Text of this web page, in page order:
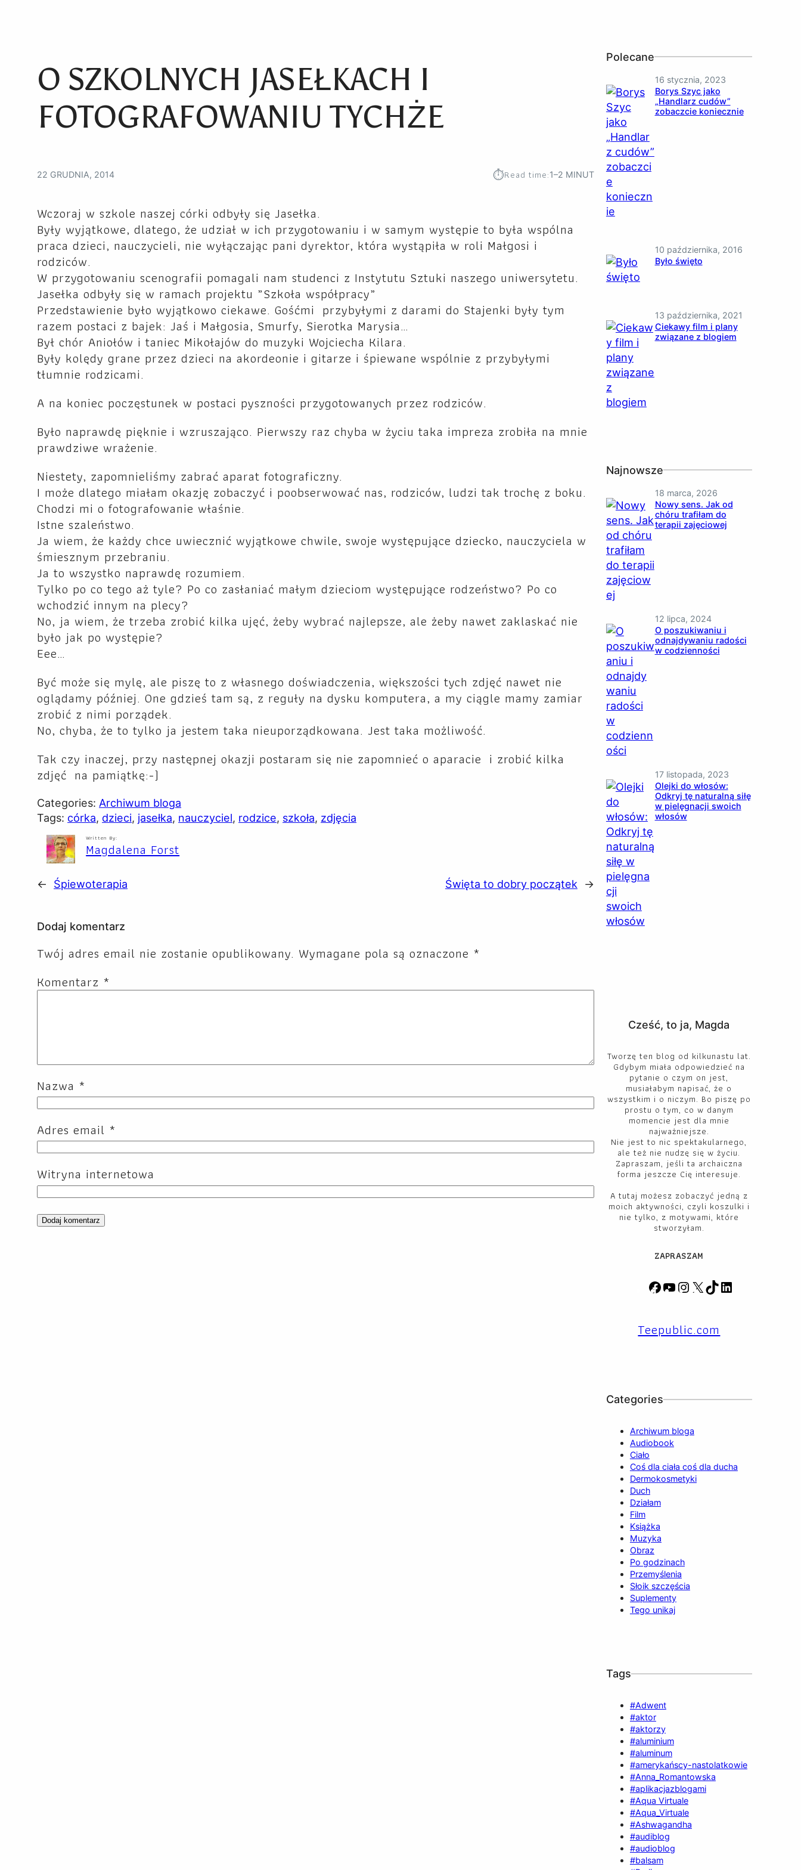
O SZKOLNYCH JASEŁKACH I
FOTOGRAFOWANIU TYCHŻE
22 GRUDNIA, 2014 ⏱︎Read time:1–2 MINUT
Wczoraj w szkole naszej córki odbyły się Jasełka.
Były wyjątkowe, dlatego, że udział w ich przygotowaniu i w samym występie to była wspólna
praca dzieci, nauczycieli, nie wyłączając pani dyrektor, która wystąpiła w roli Małgosi i
rodziców.
W przygotowaniu scenografii pomagali nam studenci z Instytutu Sztuki naszego uniwersytetu.
Jasełka odbyły się w ramach projektu „Szkoła współpracy”
Przedstawienie było wyjątkowo ciekawe. Gośćmi przybyłymi z darami do Stajenki były tym
razem postaci z bajek: Jaś i Małgosia, Smurfy, Sierotka Marysia…
Był chór Aniołów i taniec Mikołajów do muzyki Wojciecha Kilara.
Były kolędy grane przez dzieci na akordeonie i gitarze i śpiewane wspólnie z przybyłymi
tłumnie rodzicami.
A na koniec poczęstunek w postaci pyszności przygotowanych przez rodziców.
Było naprawdę pięknie i wzruszająco. Pierwszy raz chyba w życiu taka impreza zrobiła na mnie
prawdziwe wrażenie.
Niestety, zapomnieliśmy zabrać aparat fotograficzny.
I może dlatego miałam okazję zobaczyć i poobserwować nas, rodziców, ludzi tak trochę z boku.
Chodzi mi o fotografowanie właśnie.
Istne szaleństwo.
Ja wiem, że każdy chce uwiecznić wyjątkowe chwile, swoje występujące dziecko, nauczyciela w
śmiesznym przebraniu.
Ja to wszystko naprawdę rozumiem.
Tylko po co tego aż tyle? Po co zasłaniać małym dzieciom występujące rodzeństwo? Po co
wchodzić innym na plecy?
No, ja wiem, że trzeba zrobić kilka ujęć, żeby wybrać najlepsze, ale żeby nawet zaklaskać nie
było jak po występie?
Eee…
Być może się mylę, ale piszę to z własnego doświadczenia, większości tych zdjęć nawet nie
oglądamy później. One gdzieś tam są, z reguły na dysku komputera, a my ciągle mamy zamiar
zrobić z nimi porządek.
No, chyba, że to tylko ja jestem taka nieuporządkowana. Jest taka możliwość.
Tak czy inaczej, przy następnej okazji postaram się nie zapomnieć o aparacie i zrobić kilka
zdjęć na pamiątkę:-)
Categories: Archiwum bloga
Tags: córka, dzieci, jasełka, nauczyciel, rodzice, szkoła, zdjęcia
Written By:
Magdalena Forst
← Śpiewoterapia Święta to dobry początek →
Dodaj komentarz
Twój adres email nie zostanie opublikowany. Wymagane pola są oznaczone *
Komentarz *
Nazwa *
Adres email *
Witryna internetowa
Polecane
16 stycznia, 2023
Borys Szyc jako
„Handlarz cudów”
zobaczcie koniecznie
10 października, 2016
Było święto
13 października, 2021
Ciekawy film i plany
związane z blogiem
Najnowsze
18 marca, 2026
Nowy sens. Jak od
chóru trafiłam do
terapii zajęciowej
12 lipca, 2024
O poszukiwaniu i
odnajdywaniu radości
w codzienności
17 listopada, 2023
Olejki do włosów:
Odkryj tę naturalną siłę
w pielęgnacji swoich
włosów
Cześć, to ja, Magda
Tworzę ten blog od kilkunastu lat.
Gdybym miała odpowiedzieć na
pytanie o czym on jest,
musiałabym napisać, że o
wszystkim i o niczym. Bo piszę po
prostu o tym, co w danym
momencie jest dla mnie
najważniejsze.
Nie jest to nic spektakularnego,
ale też nie nudzę się w życiu.
Zapraszam, jeśli ta archaiczna
forma jeszcze Cię interesuje.
A tutaj możesz zobaczyć jedną z
moich aktywności, czyli koszulki i
nie tylko, z motywami, które
stworzyłam.
ZAPRASZAM
F
e
Y
T
I
t
X
T
Teepublic.com
Categories
Archiwum bloga
Audiobook
Ciało
Coś dla ciała coś dla ducha
Dermokosmetyki
Duch
Działam
Film
Książka
Muzyka
Obraz
Po godzinach
Przemyślenia
Słoik szczęścia
Suplementy
Tego unikaj
Tags
#Adwent
#aktor
#aktorzy
#aluminium
#aluminum
#amerykańscy-nastolatkowie
#Anna_Romantowska
#aplikacjazblogami
#Aqua Virtuale
#Aqua_Virtuale
#Ashwagandha
#audiblog
#audioblog
#balsam